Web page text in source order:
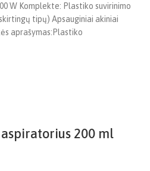
W Komplekte: Plastiko suvirinimo
tipų) Apsauginiai akiniai
aprašymas:Plastiko
200 ml